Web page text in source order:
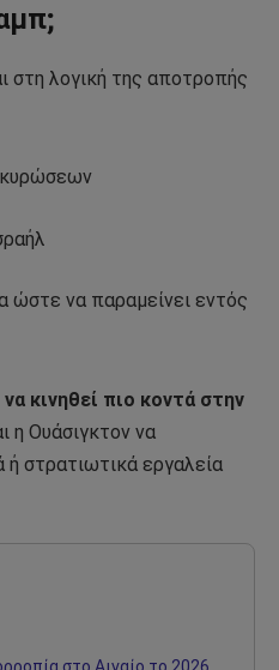
στη λογική της αποτροπής
κυρώσεων
ώστε να παραμείνει εντός
κινηθεί πιο κοντά στην
η Ουάσιγκτον να
ή στρατιωτικά εργαλεία